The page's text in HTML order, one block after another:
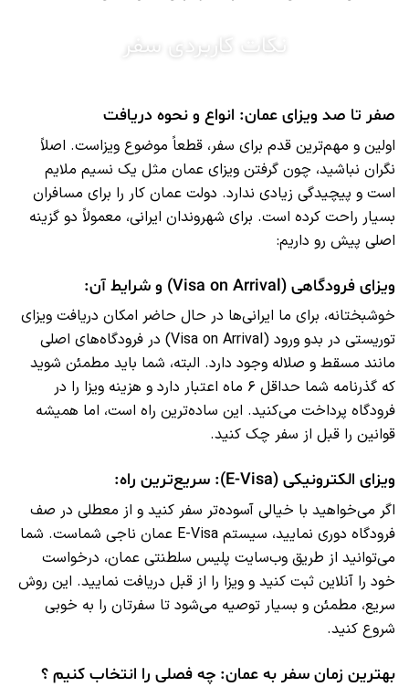
نکات کاربردی سفر
صفر تا صد ویزای عمان: انواع و نحوه دریافت
اولین و مهم‌ترین قدم برای سفر، قطعاً موضوع ویزاست. اصلاً
نگران نباشید، چون گرفتن ویزای عمان مثل یک نسیم ملایم
است و پیچیدگی زیادی ندارد. دولت عمان کار را برای مسافران
بسیار راحت کرده است. برای شهروندان ایرانی، معمولاً دو گزینه
اصلی پیش رو داریم:
ویزای فرودگاهی (Visa on Arrival) و شرایط آن:
خوشبختانه، برای ما ایرانی‌ها در حال حاضر امکان دریافت ویزای
توریستی در بدو ورود (Visa on Arrival) در فرودگاه‌های اصلی
مانند مسقط و صلاله وجود دارد. البته، شما باید مطمئن شوید
که گذرنامه شما حداقل ۶ ماه اعتبار دارد و هزینه ویزا را در
فرودگاه پرداخت می‌کنید. این ساده‌ترین راه است، اما همیشه
قوانین را قبل از سفر چک کنید.
ویزای الکترونیکی (E-Visa): سریع‌ترین راه:
اگر می‌خواهید با خیالی آسوده‌تر سفر کنید و از معطلی در صف
فرودگاه دوری نمایید، سیستم E-Visa عمان ناجی شماست. شما
می‌توانید از طریق وب‌سایت پلیس سلطنتی عمان، درخواست
خود را آنلاین ثبت کنید و ویزا را از قبل دریافت نمایید. این روش
سریع، مطمئن و بسیار توصیه می‌شود تا سفرتان را به خوبی
شروع کنید.
بهترین زمان سفر به عمان: چه فصلی را انتخاب کنیم ؟